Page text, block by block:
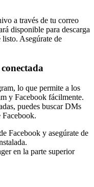
a través de tu correo
disponible para descarga
listo. Asegúrate de
lo que permite a los
y Facebook fácilmente.
puedes buscar DMs
Facebook.
Facebook y asegúrate de
en la parte superior